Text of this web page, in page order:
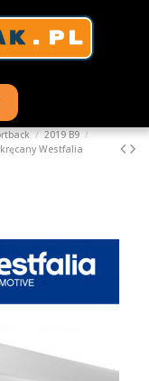
2019 B9
Westfalia